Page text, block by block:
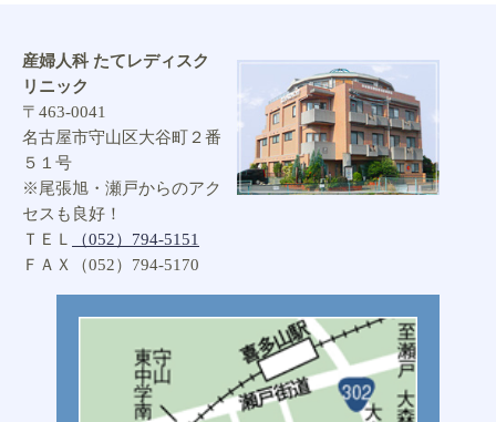
産婦人科 たてレディスク
リニック
〒463-0041
名古屋市守山区大谷町２番
５１号
※尾張旭・瀬戸からのアク
セスも良好！
ＴＥＬ
（052）794-5151
ＦＡＸ（052）794-5170